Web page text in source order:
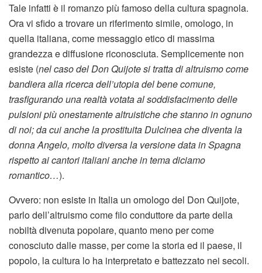
Tale infatti è il romanzo più famoso della cultura spagnola.
Ora vi sfido a trovare un riferimento simile, omologo, in
quella italiana, come messaggio etico di massima
grandezza e diffusione riconosciuta. Semplicemente non
esiste (nel caso del Don Quijote si tratta di altruismo come
bandiera alla ricerca dell’utopia del bene comune,
trasfigurando una realtà votata al soddisfacimento delle
pulsioni più onestamente altruistiche che stanno in ognuno
di noi; da cui anche la prostituita Dulcinea che diventa la
donna Angelo, molto diversa la versione data in Spagna
rispetto ai cantori italiani anche in tema diciamo
romantico…).
Ovvero: non esiste in Italia un omologo del Don Quijote,
parlo dell’altruismo come filo conduttore da parte della
nobiltà divenuta popolare, quanto meno per come
conosciuto dalle masse, per come la storia ed il paese, il
popolo, la cultura lo ha interpretato e battezzato nei secoli.